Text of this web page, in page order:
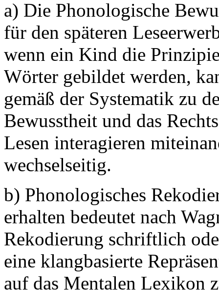
a) Die Phonologische
für den späteren
wenn ein Kind die
Wörter gebildet werden,
gemäß der Systematik zu
Bewusstheit und das
Lesen interagieren
wechselseitig.
b) Phonologisches
erhalten bedeutet nach
Rekodierung schriftlich
eine klangbasierte
auf das Mentalen Lexikon